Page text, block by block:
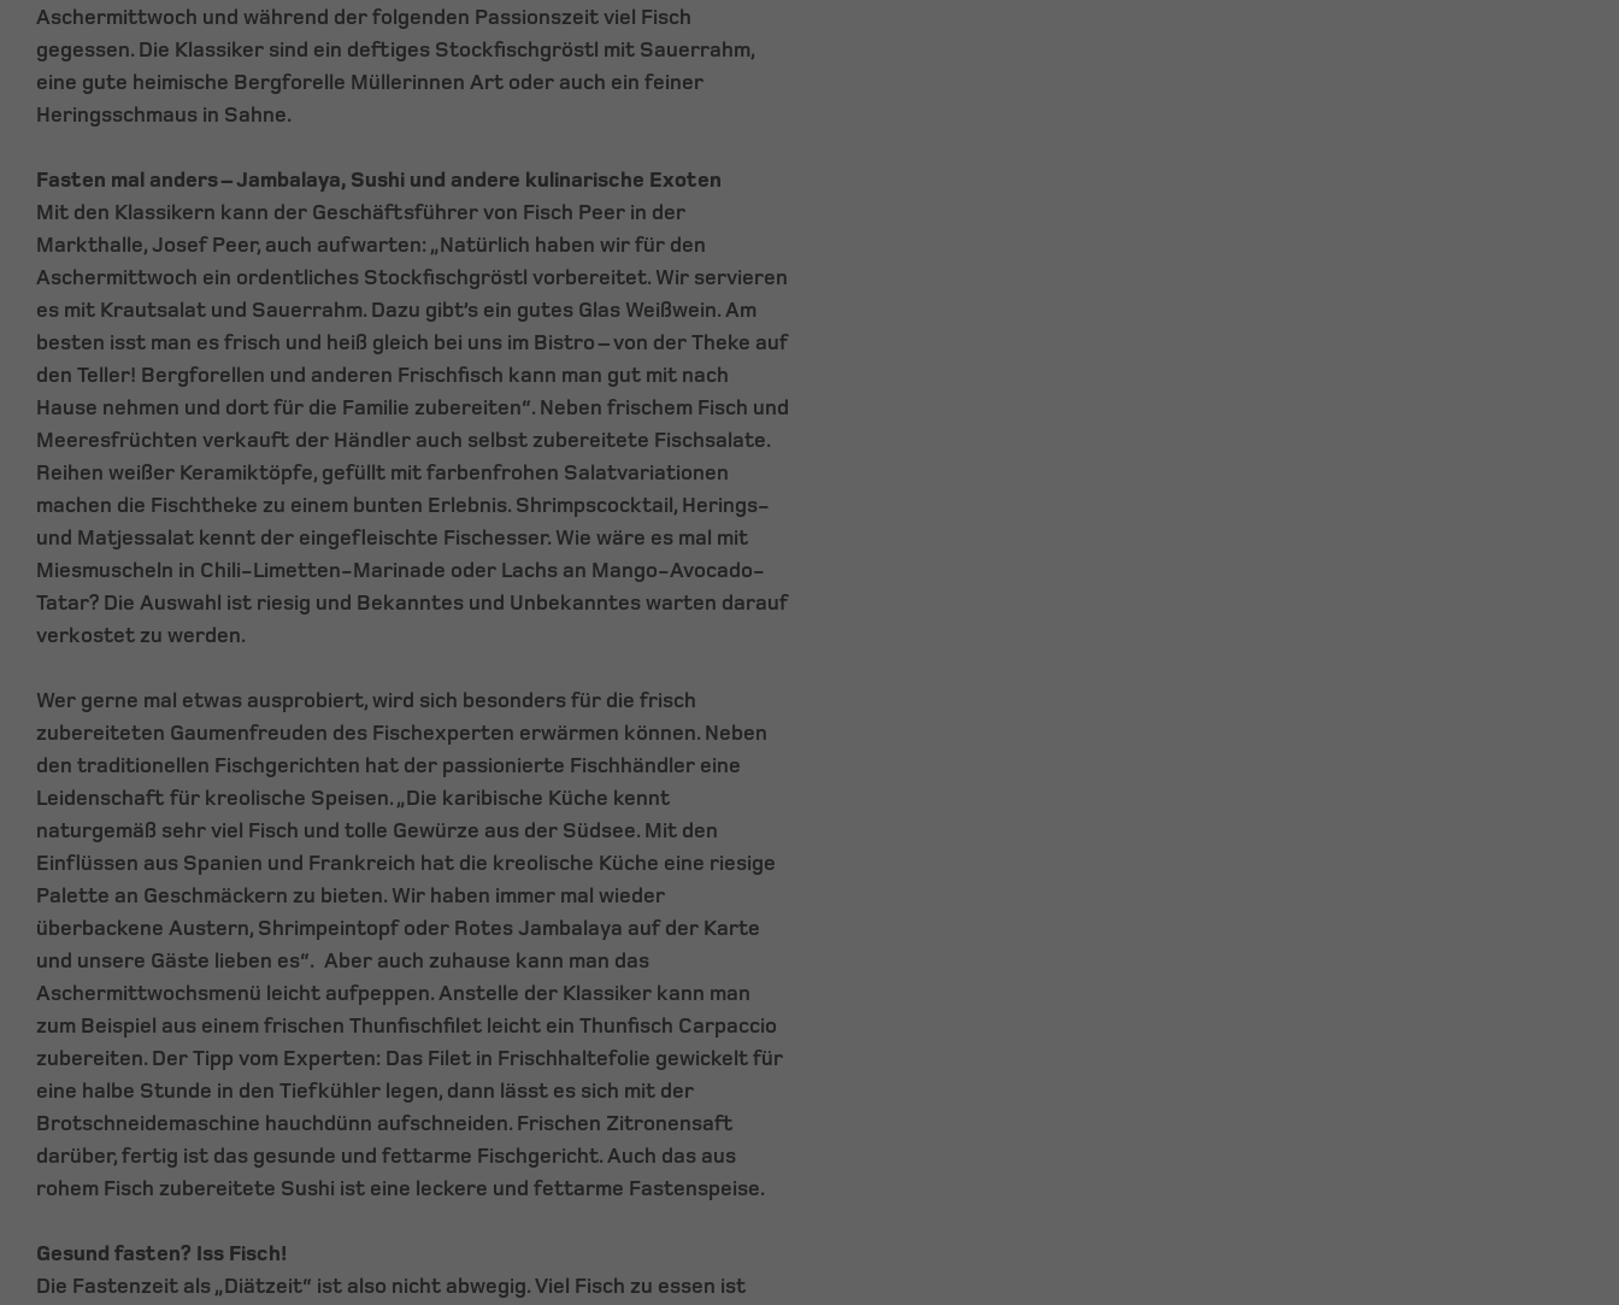
Aschermittwoch und während der folgenden Passionszeit viel Fisch
gegessen. Die Klassiker sind ein deftiges Stockfischgröstl mit Sauerrahm,
eine gute heimische Bergforelle Müllerinnen Art oder auch ein feiner
Heringsschmaus in Sahne.
Fasten mal anders – Jambalaya, Sushi und andere kulinarische Exoten
Mit den Klassikern kann der Geschäftsführer von Fisch Peer in der
Markthalle, Josef Peer, auch aufwarten: „Natürlich haben wir für den
Aschermittwoch ein ordentliches Stockfischgröstl vorbereitet. Wir servieren
es mit Krautsalat und Sauerrahm. Dazu gibt’s ein gutes Glas Weißwein. Am
besten isst man es frisch und heiß gleich bei uns im Bistro – von der Theke auf
den Teller! Bergforellen und anderen Frischfisch kann man gut mit nach
Hause nehmen und dort für die Familie zubereiten“. Neben frischem Fisch und
Meeresfrüchten verkauft der Händler auch selbst zubereitete Fischsalate.
Reihen weißer Keramiktöpfe, gefüllt mit farbenfrohen Salatvariationen
machen die Fischtheke zu einem bunten Erlebnis. Shrimpscocktail, Herings-
und Matjessalat kennt der eingefleischte Fischesser. Wie wäre es mal mit
Miesmuscheln in Chili-Limetten-Marinade oder Lachs an Mango-Avocado-
Tatar? Die Auswahl ist riesig und Bekanntes und Unbekanntes warten darauf
verkostet zu werden.
Wer gerne mal etwas ausprobiert, wird sich besonders für die frisch
zubereiteten Gaumenfreuden des Fischexperten erwärmen können. Neben
den traditionellen Fischgerichten hat der passionierte Fischhändler eine
Leidenschaft für kreolische Speisen. „Die karibische Küche kennt
naturgemäß sehr viel Fisch und tolle Gewürze aus der Südsee. Mit den
Einflüssen aus Spanien und Frankreich hat die kreolische Küche eine riesige
Palette an Geschmäckern zu bieten. Wir haben immer mal wieder
überbackene Austern, Shrimpeintopf oder Rotes Jambalaya auf der Karte
und unsere Gäste lieben es“. Aber auch zuhause kann man das
Aschermittwochsmenü leicht aufpeppen. Anstelle der Klassiker kann man
zum Beispiel aus einem frischen Thunfischfilet leicht ein Thunfisch Carpaccio
zubereiten. Der Tipp vom Experten: Das Filet in Frischhaltefolie gewickelt für
eine halbe Stunde in den Tiefkühler legen, dann lässt es sich mit der
Brotschneidemaschine hauchdünn aufschneiden. Frischen Zitronensaft
darüber, fertig ist das gesunde und fettarme Fischgericht. Auch das aus
rohem Fisch zubereitete Sushi ist eine leckere und fettarme Fastenspeise.
Gesund fasten? Iss Fisch!
Die Fastenzeit als „Diätzeit“ ist also nicht abwegig. Viel Fisch zu essen ist